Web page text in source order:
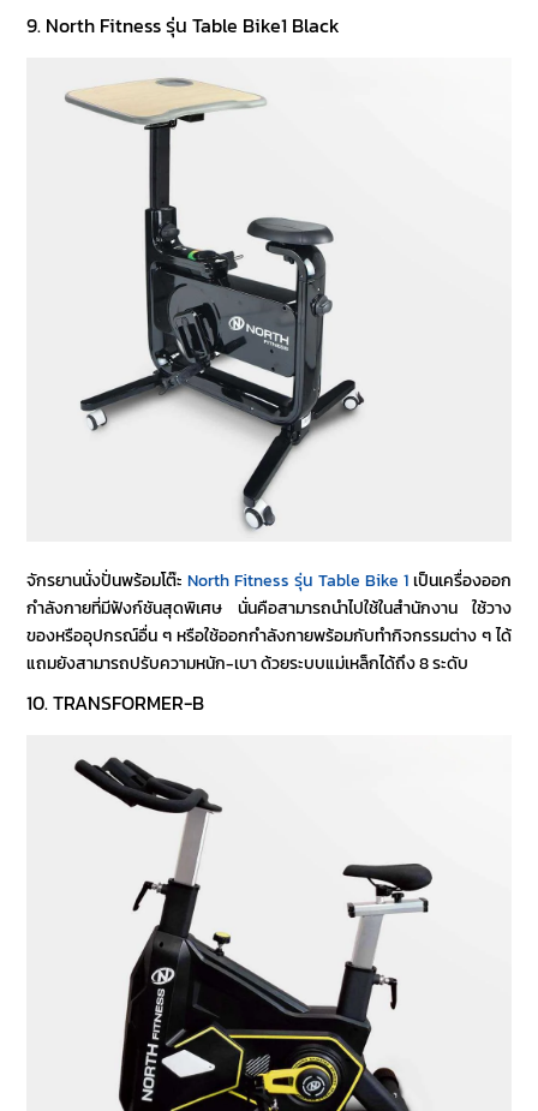
9. North Fitness รุ่น Table Bike1 Black
จักรยานนั่งปั่นพร้อมโต๊ะNorth Fitness รุ่น Table Bike 1เป็นเครื่องออก
กำลังกายที่มีฟังก์ชันสุดพิเศษ นั่นคือสามารถนำไปใช้ในสำนักงาน ใช้วาง
ของหรืออุปกรณ์อื่น ๆ หรือใช้ออกกำลังกายพร้อมกับทำกิจกรรมต่าง ๆ ได้
แถมยังสามารถปรับความหนัก-เบา ด้วยระบบแม่เหล็กได้ถึง 8 ระดับ
10. TRANSFORMER-B